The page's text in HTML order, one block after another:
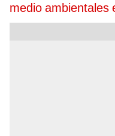
medio ambientales